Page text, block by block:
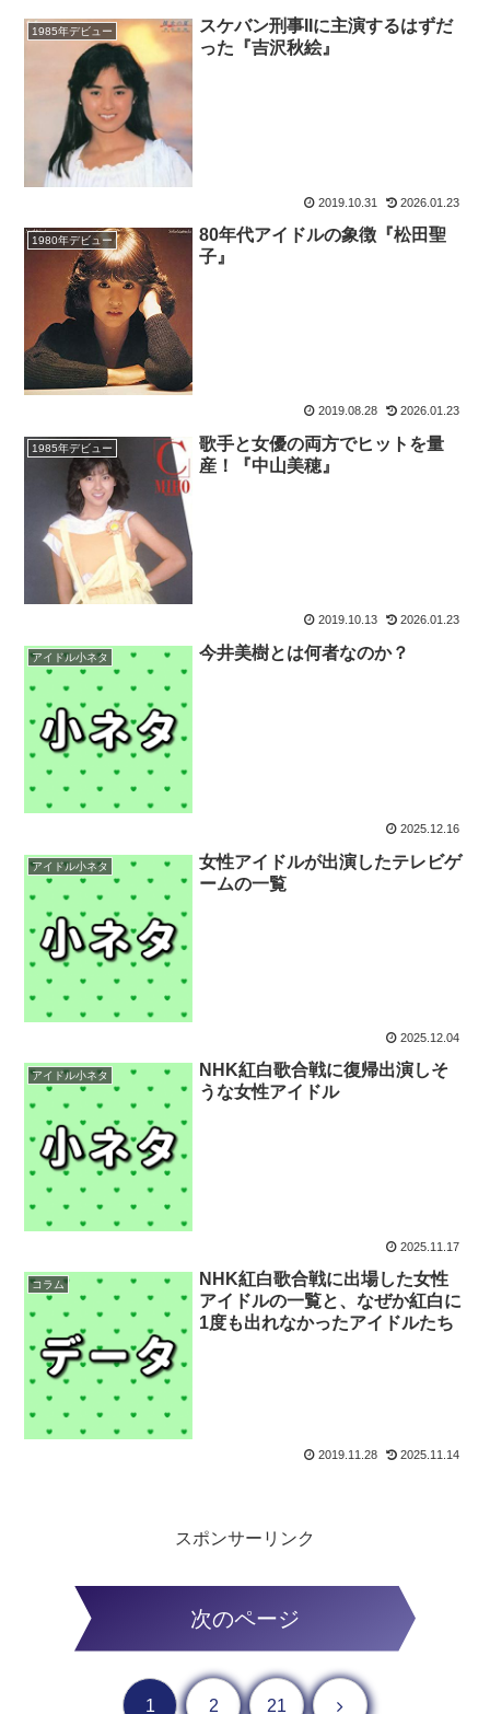
1985年デビュー
スケバン刑事IIに主演するはずだ
った『吉沢秋絵』
2019.10.31 2026.01.23
1980年デビュー
80年代アイドルの象徴『松田聖
子』
2019.08.28 2026.01.23
1985年デビュー
歌手と女優の両方でヒットを量
産！『中山美穂』
2019.10.13 2026.01.23
アイドル小ネタ 今井美樹とは何者なのか？
2025.12.16
アイドル小ネタ
女性アイドルが出演したテレビゲ
ームの一覧
2025.12.04
アイドル小ネタ
NHK紅白歌合戦に復帰出演しそ
うな女性アイドル
2025.11.17
コラム
NHK紅白歌合戦に出場した女性
アイドルの一覧と、なぜか紅白に
1度も出れなかったアイドルたち
2019.11.28 2025.11.14
スポンサーリンク
次のページ
1 2 21 次へ